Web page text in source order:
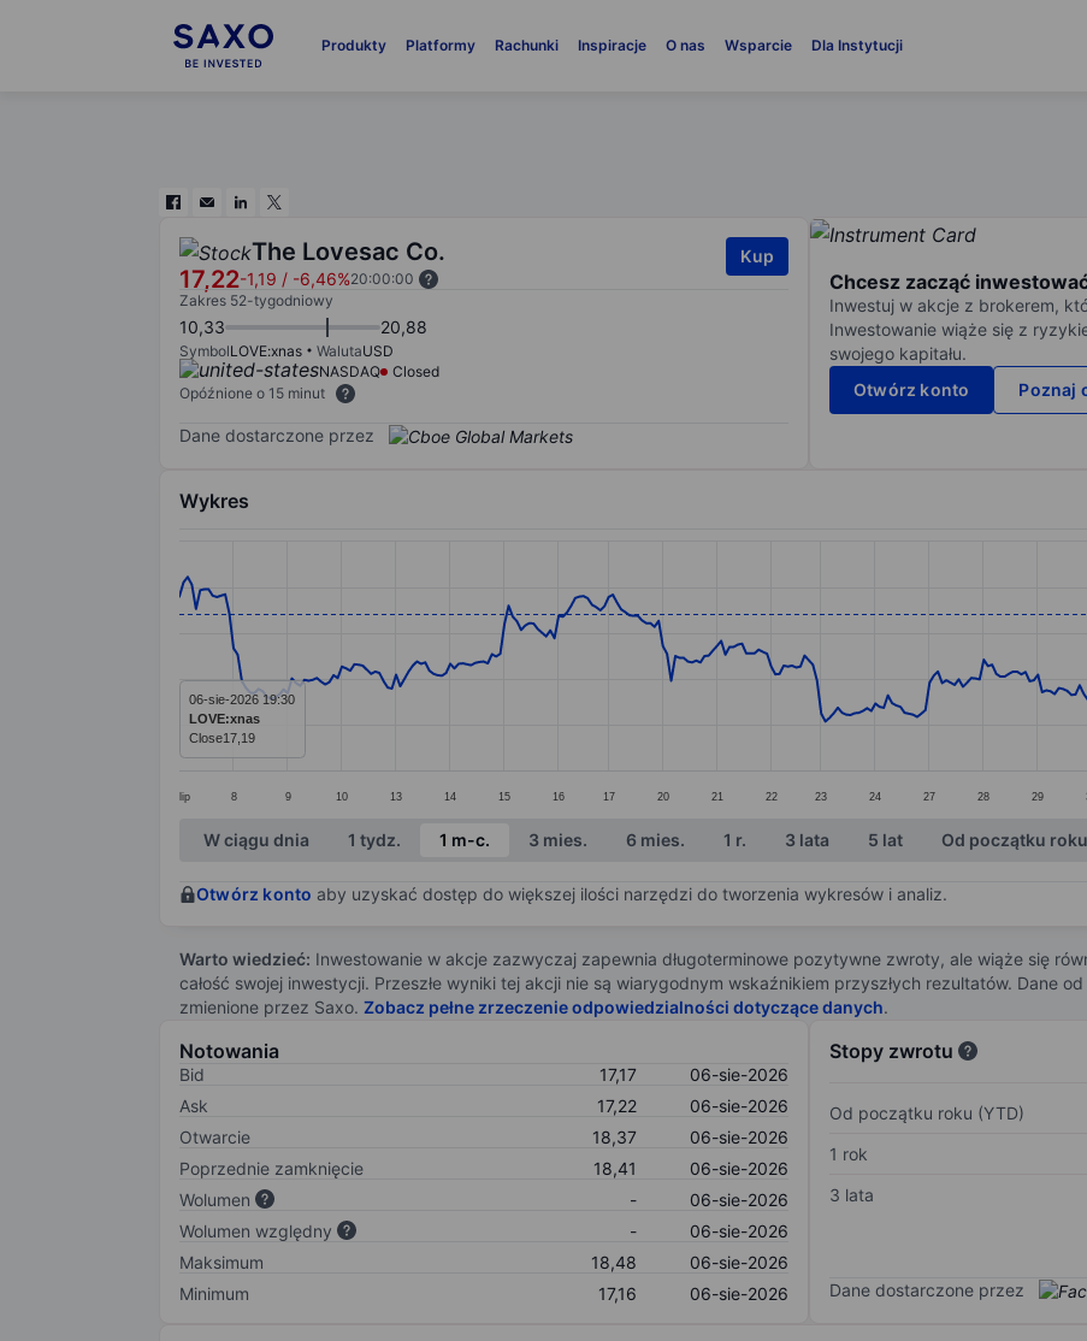
Produkty Platformy Rachunki Inspiracje O nas Wsparcie Dla Instytucji
The Lovesac Co.
17,22-1,19 / -6,46%20:00:00
Kup
Zakres 52-tygodniowy
10,33 20,88
SymbolLOVE:xnas WalutaUSD
NASDAQ
Closed
Opóźnione o 15 minut
Dane dostarczone przez
Chcesz zacząć
Inwestuj w akcje z brokerem,
Inwestowanie wiąże się z
swojego kapitału.
Otwórz konto
Poznaj
Wykres
Line chart with 295 data points.
The chart has 1 X axis displaying categories.
The chart has 1 Y axis displaying values. Data ranges from 15.81 to 19.23.
lip 8 9 10 13 14 15 16 17 20 21 22 23 24 27 28 29
06-sie-2026 19:30
LOVE:xnas
Close17,19
End of interactive chart.
W ciągu dnia 1 tydz. 1 m-c. 3 mies. 6 mies. 1 r. 3 lata 5 lat Od początku roku
Otwórz konto aby uzyskać dostęp do większej ilości narzędzi do tworzenia wykresów i analiz.
Warto wiedzieć: Inwestowanie w akcje zazwyczaj zapewnia długoterminowe pozytywne zwroty, ale wiąże się
całość swojej inwestycji. Przeszłe wyniki tej akcji nie są wiarygodnym wskaźnikiem przyszłych rezultatów. Dane
zmienione przez Saxo. Zobacz pełne zrzeczenie odpowiedzialności dotyczące danych.
Notowania
Bid 17,17
06-sie-2026
Ask
17,22
06-sie-2026
Otwarcie
18,37
06-sie-2026
Poprzednie zamknięcie
18,41
06-sie-2026
Wolumen
-
06-sie-2026
Wolumen względny
-
06-sie-2026
Maksimum
18,48
06-sie-2026
Minimum
17,16 06-sie-2026
Stopy zwrotu
Od początku roku (YTD)
1 rok
3 lata
Dane dostarczone przez